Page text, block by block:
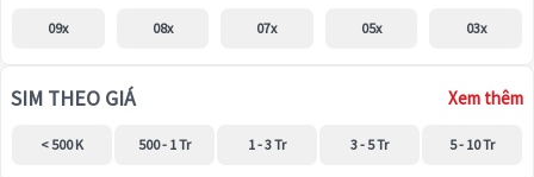
09x 08x 07x 05x 03x
SIM THEO GIÁ Xem thêm
< 500 K 500 - 1 Tr 1 - 3 Tr 3 - 5 Tr 5 - 10 Tr